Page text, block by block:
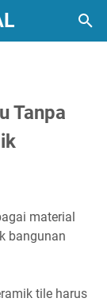
Tanpa
material
bangunan
tile harus